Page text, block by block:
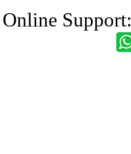
Online